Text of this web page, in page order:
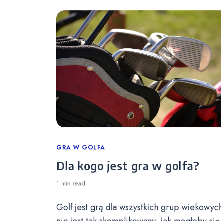
Categories
GRA W GOLFA
Dla kogo jest gra w golfa?
1 min read
Golf jest grą dla wszystkich grup